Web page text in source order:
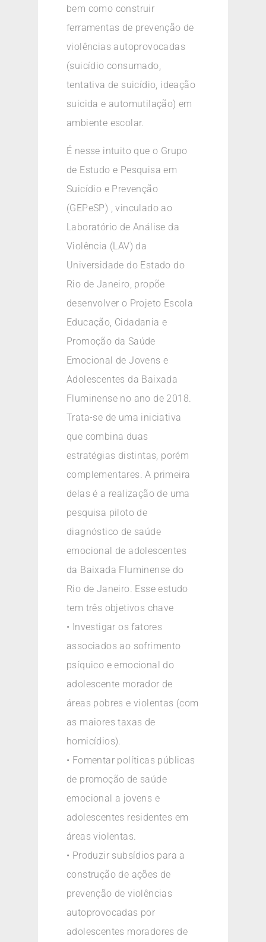
bem como construir
ferramentas de prevenção de
violências autoprovocadas
(suicídio consumado,
tentativa de suicídio, ideação
suicida e automutilação) em
ambiente escolar.
É nesse intuito que o Grupo
de Estudo e Pesquisa em
Suicídio e Prevenção
(GEPeSP) , vinculado ao
Laboratório de Análise da
Violência (LAV) da
Universidade do Estado do
Rio de Janeiro, propõe
desenvolver o Projeto Escola
Educação, Cidadania e
Promoção da Saúde
Emocional de Jovens e
Adolescentes da Baixada
Fluminense no ano de 2018.
Trata-se de uma iniciativa
que combina duas
estratégias distintas, porém
complementares. A primeira
delas é a realização de uma
pesquisa piloto de
diagnóstico de saúde
emocional de adolescentes
da Baixada Fluminense do
Rio de Janeiro. Esse estudo
tem três objetivos chave
• Investigar os fatores
associados ao sofrimento
psíquico e emocional do
adolescente morador de
áreas pobres e violentas (com
as maiores taxas de
homicídios).
• Fomentar políticas públicas
de promoção de saúde
emocional a jovens e
adolescentes residentes em
áreas violentas.
• Produzir subsídios para a
construção de ações de
prevenção de violências
autoprovocadas por
adolescentes moradores de